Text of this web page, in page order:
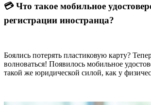
💳 Что такое мобильное
регистрации иностранца?
Боялись потерять пластиковую карту?
волноваться! Появилось мобильное
такой же юридической силой, как у